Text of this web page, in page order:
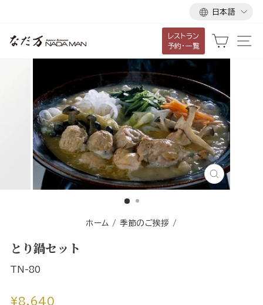
言
語
日本語
レストラン
予約・一覧
カート
閉
ホーム / 季節のご挨拶 /
とり鍋セット
TN-80
通
¥8,640